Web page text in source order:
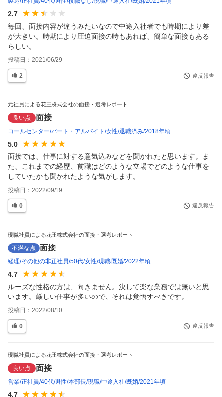
2.7
毎回、面接内容が違うみたいなので中途入社者でも時期により差
が大きい。時期により圧迫面接の時もあれば、簡単な面接もある
らしい。
投稿日： 2021/06/29
2 違反報告
元社員による花王株式会社の面接・選考レポート
良い点 面接
コールセンター パート・アルバイト 女性 退職済み 2018年頃
5.0
面接では、仕事に対する意気込みなどを聞かれたと思います。ま
た、これまでの経歴、前職はどのような立場でどのような仕事を
していたかも聞かれたような気がします。
投稿日： 2022/09/19
0 違反報告
現職社員による花王株式会社の面接・選考レポート
不満な点 面接
経理 その他の非正社員 50代 女性 現職 既婚 2022年頃
4.7
ルーズな性格の方は、向きません。決して楽な業務では無いと思
います。厳しい仕事が多いので、それは覚悟すべきです。
投稿日： 2022/08/10
0 違反報告
現職社員による花王株式会社の面接・選考レポート
良い点 面接
営業 正社員 40代 男性 本部長 現職 中途入社 既婚 2021年頃
4.7